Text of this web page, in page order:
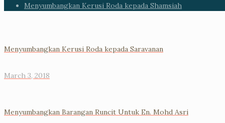
Menyumbangkan Kerusi Roda kepada Shamsiah
Menyumbangkan Kerusi Roda kepada Saravanan
March 3, 2018
Menyumbangkan Barangan Runcit Untuk En. Mohd Asri